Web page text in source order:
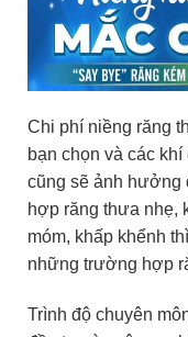
Chi phí niềng răng
bạn chọn và các
cũng sẽ ảnh hưởng
hợp răng thưa nhẹ,
móm, khấp khểnh
những trường hợp
Trình độ chuyên